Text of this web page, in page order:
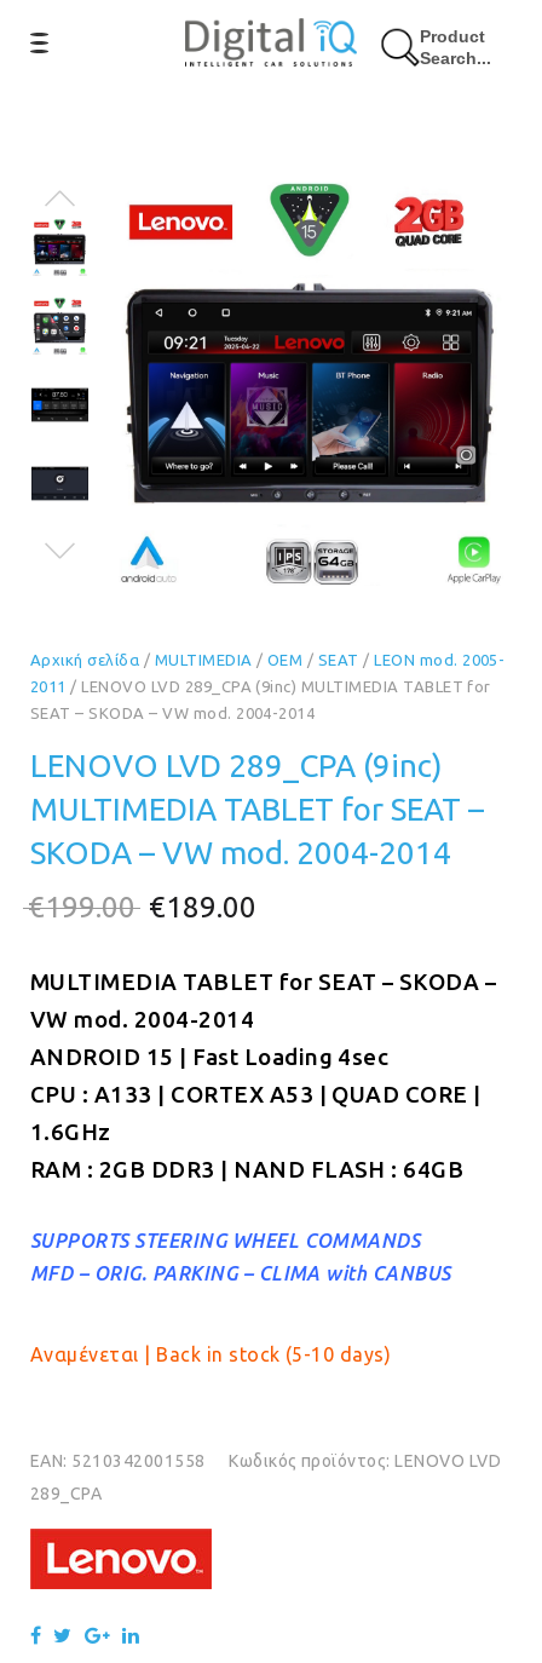
Product
Search...
5% Έκπτωση
Αρχική σελίδα / MULTIMEDIA / OEM / SEAT /LEON mod. 2005-
2011 / LENOVO LVD 289_CPA (9inc) MULTIMEDIA TABLET for
SEAT – SKODA – VW mod. 2004-2014
LENOVO LVD 289_CPA (9inc)
MULTIMEDIA TABLET for SEAT –
SKODA – VW mod. 2004-2014
€199.00 Original
was:
€199.00.
€189.00
τιμή
€189.00.
MULTIMEDIA TABLET for SEAT – SKODA –
VW mod. 2004-2014
ANDROID 15 | Fast Loading 4sec
CPU : A133 | CORTEX A53 | QUAD CORE |
1.6GHz
RAM : 2GB DDR3 | NAND FLASH : 64GB
SUPPORTS STEERING WHEEL COMMANDS
MFD – ORIG. PARKING – CLIMA with CANBUS
Αναμένεται | Back in stock (5-10 days)
EAN: 5210342001558 Κωδικός προϊόντος:LENOVO LVD
289_CPA